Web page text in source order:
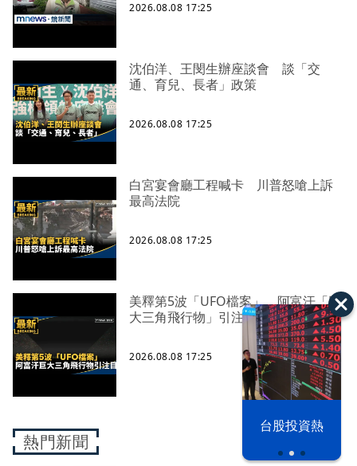
台股投資熱
2026.08.08 17:25
沈伯洋、王閔生辦座談會 談「交
通、育兒、長者」政策
2026.08.08 17:25
白宮宴會廳工程喊卡 川普怒嗆上訴
最高法院
2026.08.08 17:25
美釋第5波「UFO檔案」 阿富汗「巨
大三角飛行物」引注目
2026.08.08 17:25
熱門新聞